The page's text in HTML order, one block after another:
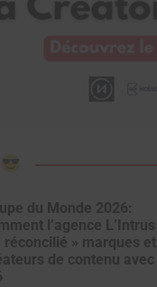
du Monde 2026:
l’agence L’Intrus
réconcilié » marques et
de contenu avec